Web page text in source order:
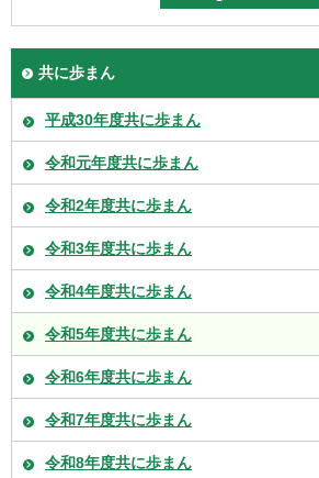
共に歩まん
平成30年度共に歩まん
令和元年度共に歩まん
令和2年度共に歩まん
令和3年度共に歩まん
令和4年度共に歩まん
令和5年度共に歩まん
令和6年度共に歩まん
令和7年度共に歩まん
令和8年度共に歩まん